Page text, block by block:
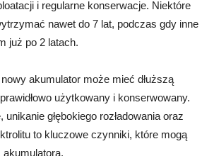
i regularne konserwacje. Niektóre
nawet do 7 lat, podczas gdy inne
już po 2 latach.
akumulator może mieć dłuższą
użytkowany i konserwowany.
unikanie głębokiego rozładowania oraz
to kluczowe czynniki, które mogą
akumulatora.